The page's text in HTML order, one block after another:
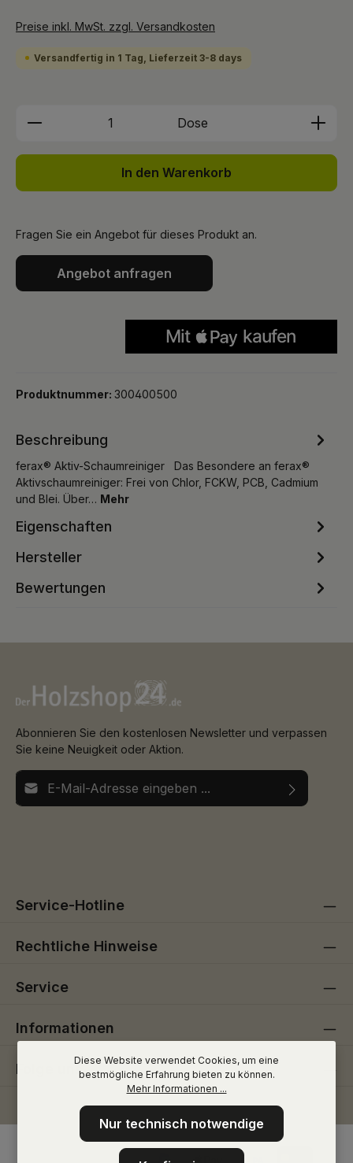
Preise inkl. MwSt. zzgl. Versandkosten
Versandfertig in 1 Tag, Lieferzeit 3-8 days
Produkt Anzahl: Gib den
Dose
In den Warenkorb
Fragen Sie ein Angebot für dieses Produkt an.
Angebot anfragen
Produktnummer: 300400500
Beschreibung
ferax® Aktiv-Schaumreiniger Das Besondere an ferax®
Aktivschaumreiniger: Frei von Chlor, FCKW, PCB, Cadmium
und Blei. Über… Mehr
Eigenschaften
Hersteller
Bewertungen
Abonnieren Sie den kostenlosen Newsletter und verpassen
Sie keine Neuigkeit oder Aktion.
E-Mail-Adresse*
Service-Hotline
Rechtliche Hinweise
Service
Informationen
Folge uns
Diese Website verwendet Cookies, um eine
bestmögliche Erfahrung bieten zu können.
Mehr Informationen ...
Nur technisch notwendige